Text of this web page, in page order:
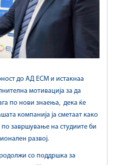
до АД ЕСМ и истакнаа
мотивација за да
по нови знаења, дека ќе
компанија ја сметаат како
завршување на студиите би
развој.
со поддршка за